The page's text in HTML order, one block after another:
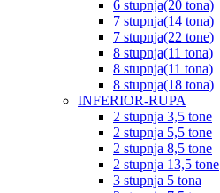
6 stupnja(20 tona)
7 stupnja(14 tona)
7 stupnja(22 tone)
8 stupnja(11 tona)
8 stupnja(11 tona)
8 stupnja(18 tona)
INFERIOR-RUPA
2 stupnja 3,5 tone
2 stupnja 5,5 tone
2 stupnja 8,5 tone
2 stupnja 13,5 tone
3 stupnja 5 tona